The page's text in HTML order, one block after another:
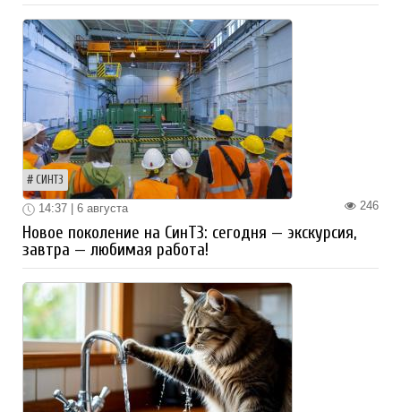
СИНТЗ
246
14:37 | 6 августа
Новое поколение на СинТЗ: сегодня — экскурсия,
завтра — любимая работа!